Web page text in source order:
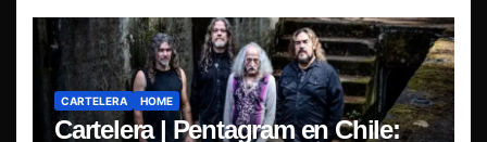
CARTELERA HOME
Cartelera | Pentagram en Chile: